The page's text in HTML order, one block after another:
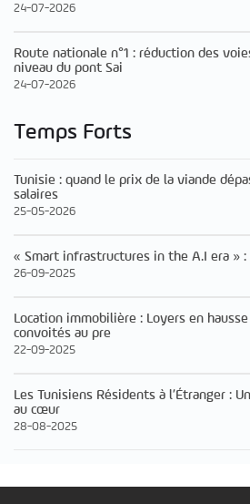
24-07-2026
Route nationale n°1 : réduction des
niveau du pont Sai
24-07-2026
Temps Forts
Tunisie : quand le prix de la viande
salaires
25-05-2026
« Smart infrastructures in the A.I era »
26-09-2025
Location immobilière : Loyers en
convoités au pre
22-09-2025
Les Tunisiens Résidents à l’Étranger :
au cœur
28-08-2025